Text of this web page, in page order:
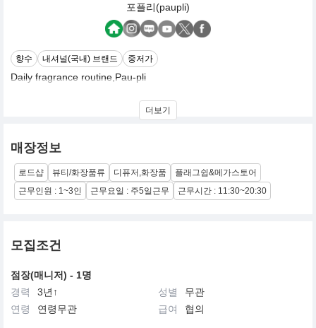
포플리(paupli)
향수 내셔널(국내) 브랜드 중저가
Daily fragrance routine,Pau-pli
우리는 본능적으로 편안하고 기분 좋은 향기를 선호합니다.
포플리는 눈으로 직접 볼 수 없어 더욱 선명하게 기억되고
더보기
매장정보
로드샵 뷰티/화장품류 디퓨저,화장품
플래그쉽&메가스토어
근무인원 : 1~3인
근무요일 : 주5일근무 근무시간 : 11:30~20:30
모집조건
점장(매니저) - 1명
경력
3년↑ 성별
무관
연령
연령무관 급여 협의